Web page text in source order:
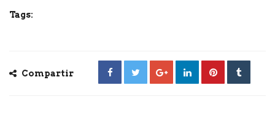
Tags:
Compartir